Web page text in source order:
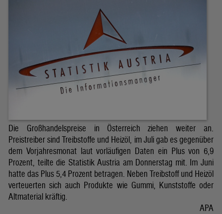
Die Großhandelspreise in Österreich ziehen weiter an.
Preistreiber sind Treibstoffe und Heizöl, im Juli gab es gegenüber
dem Vorjahresmonat laut vorläufigen Daten ein Plus von 6,9
Prozent, teilte die Statistik Austria am Donnerstag mit. Im Juni
hatte das Plus 5,4 Prozent betragen. Neben Treibstoff und Heizöl
verteuerten sich auch Produkte wie Gummi, Kunststoffe oder
Altmaterial kräftig.
APA